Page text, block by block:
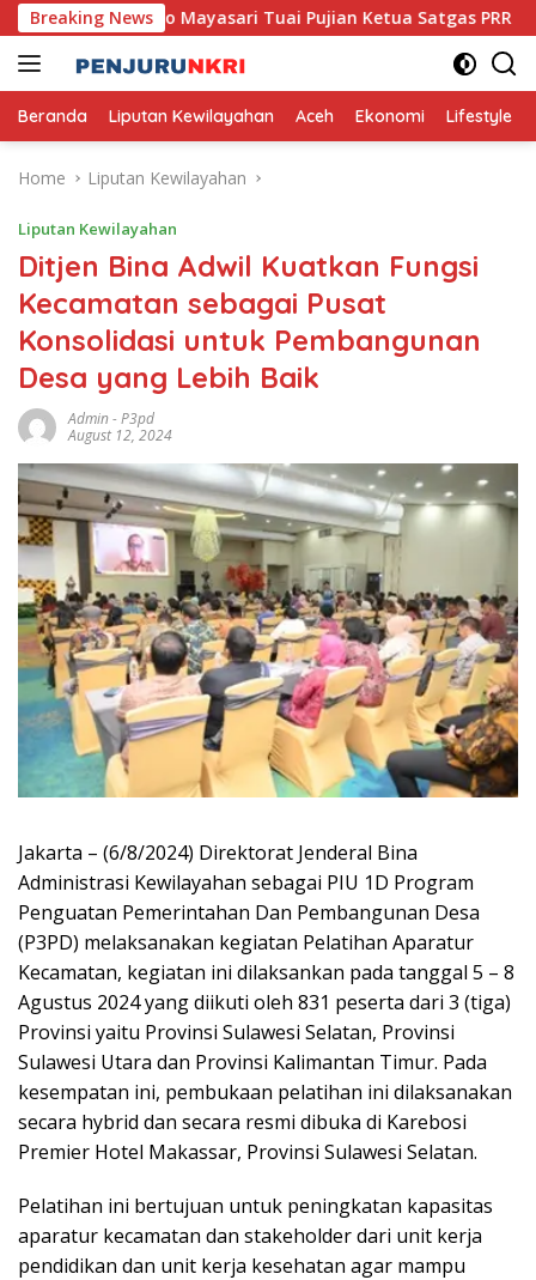
Skip
to
content
Breaking News
Mikro Mayasari Tuai Pujian Ketua Satgas PRR
Beranda Liputan Kewilayahan Aceh Ekonomi Lifestyle
Home Liputan Kewilayahan
Liputan Kewilayahan
Ditjen Bina Adwil Kuatkan Fungsi
Kecamatan sebagai Pusat
Konsolidasi untuk Pembangunan
Desa yang Lebih Baik
Admin-P3pd
August 12, 2024
Jakarta – (6/8/2024) Direktorat Jenderal Bina
Administrasi Kewilayahan sebagai PIU 1D Program
Penguatan Pemerintahan Dan Pembangunan Desa
(P3PD) melaksanakan kegiatan Pelatihan Aparatur
Kecamatan, kegiatan ini dilaksankan pada tanggal 5 – 8
Agustus 2024 yang diikuti oleh 831 peserta dari 3 (tiga)
Provinsi yaitu Provinsi Sulawesi Selatan, Provinsi
Sulawesi Utara dan Provinsi Kalimantan Timur. Pada
kesempatan ini, pembukaan pelatihan ini dilaksanakan
secara hybrid dan secara resmi dibuka di Karebosi
Premier Hotel Makassar, Provinsi Sulawesi Selatan.
Pelatihan ini bertujuan untuk peningkatan kapasitas
aparatur kecamatan dan stakeholder dari unit kerja
pendidikan dan unit kerja kesehatan agar mampu